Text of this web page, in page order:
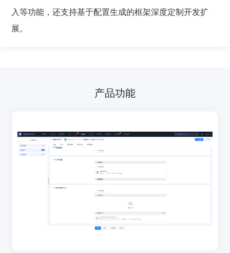
入等功能，还支持基于配置生成的框架深度定制开发扩
展。
产品功能